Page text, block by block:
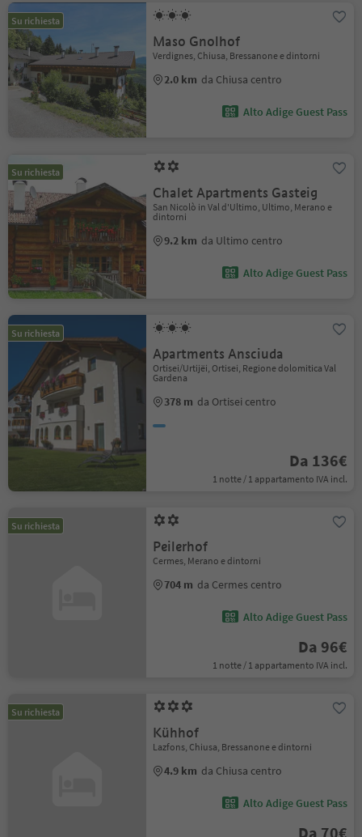
Su richiesta
Maso Gnolhof
Verdignes, Chiusa, Bressanone e dintorni
2.0 km da Chiusa centro
Alto Adige Guest Pass
Su richiesta
Chalet Apartments Gasteig
San Nicolò in Val d'Ultimo, Ultimo, Merano e
dintorni
9.2 km da Ultimo centro
Alto Adige Guest Pass
Su richiesta
Apartments Ansciuda
Ortisei/Urtijëi, Ortisei, Regione dolomitica Val
Gardena
378 m da Ortisei centro
Da 136€
1 notte / 1 appartamento IVA incl.
Su richiesta
Peilerhof
Cermes, Merano e dintorni
704 m da Cermes centro
Alto Adige Guest Pass
Da 96€
1 notte / 1 appartamento IVA incl.
Su richiesta
Kühhof
Lazfons, Chiusa, Bressanone e dintorni
4.9 km da Chiusa centro
Alto Adige Guest Pass
Da 70€